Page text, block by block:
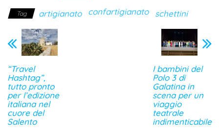
Tag artigianato confartigianato schettini
“Travel
Hashtag”,
tutto pronto
per l’edizione
italiana nel
cuore del
Salento
I bambini del
Polo 3 di
Galatina in
scena per un
viaggio
teatrale
indimenticabile